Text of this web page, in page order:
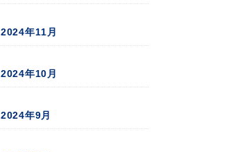
2024年11月
2024年10月
2024年9月